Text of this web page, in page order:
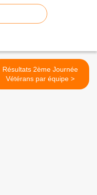
Résultats 2ème Journée
Vétérans par équipe >